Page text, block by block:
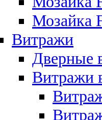
Мозайка
Витражи
Дверные
Витражи